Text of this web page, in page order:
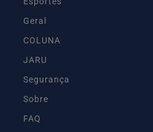
Geral
COLUNA
JARU
Segurança
Sobre
FAQ